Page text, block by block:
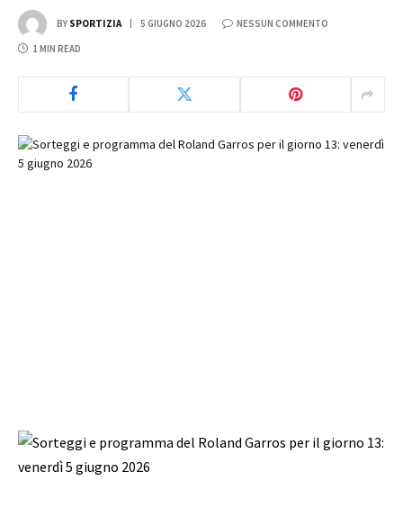
BY SPORTIZIA 5 GIUGNO 2026 NESSUN COMMENTO
1 MIN READ